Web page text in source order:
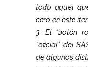
todo aquel
cero en este
3. El “botón
“oficial” del
de algunos